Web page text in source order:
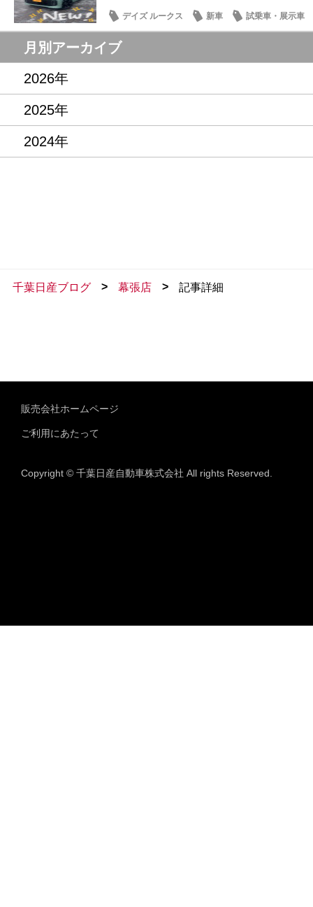
デイズ ルークス 新車 試乗車・展示車
月別アーカイブ
2026年
2025年
2024年
千葉日産ブログ > 幕張店 > 記事詳細
販売会社ホームページ
ご利用にあたって
Copyright © 千葉日産自動車株式会社 All rights Reserved.